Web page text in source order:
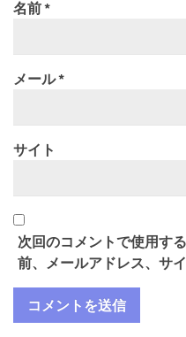
名前*
メール*
サイト
次回のコメントで使用す
前、メールアドレス、サ